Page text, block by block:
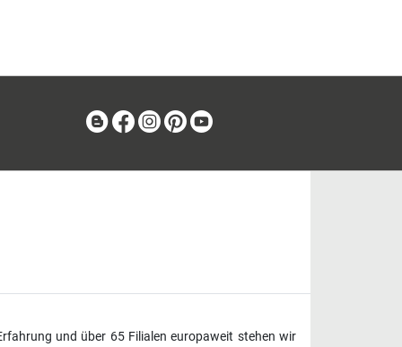
BlogFacebook
Instagram
Pinterest
und über 65 Filialen europaweit stehen wir